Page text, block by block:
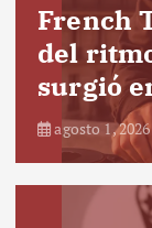
French
del
surgió
agosto 1, 2026